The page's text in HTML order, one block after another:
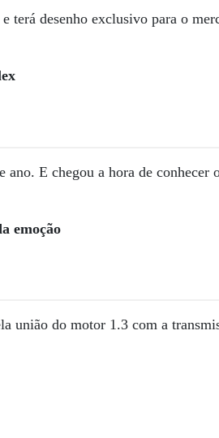
terá desenho exclusivo para o
E chegou a hora de conhecer
emoção
união do motor 1.3 com a